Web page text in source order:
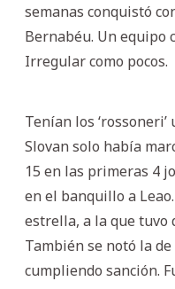
semanas conquistó
Bernabéu. Un equipo
Irregular como pocos.
Tenían los
Slovan solo había
15 en las primeras 4
en el banquillo a
estrella, a la que tuvo
También se notó la
cumpliendo sanción.